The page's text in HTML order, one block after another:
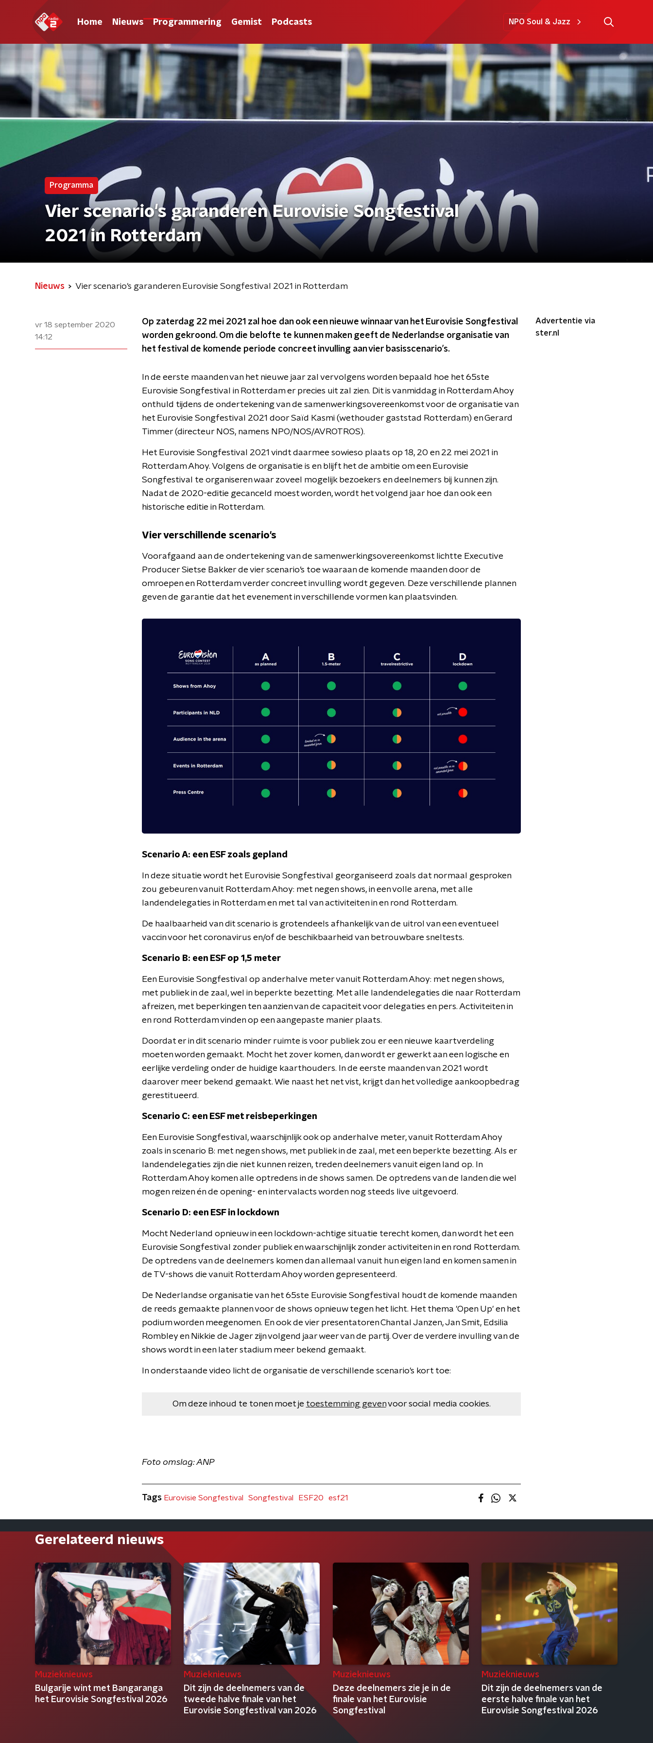
Home Nieuws Programmering Gemist Podcasts NPO Soul & Jazz
Programma
Vier scenario's garanderen Eurovisie Songfestival
2021 in Rotterdam
Nieuws Vier scenario's garanderen Eurovisie Songfestival 2021 in Rotterdam
vr 18 september 2020
14:12
Op zaterdag 22 mei 2021 zal hoe dan ook een nieuwe winnaar van het Eurovisie Songfestival
worden gekroond. Om die belofte te kunnen maken geeft de Nederlandse organisatie van
het festival de komende periode concreet invulling aan vier basisscenario’s.
In de eerste maanden van het nieuwe jaar zal vervolgens worden bepaald hoe het 65ste
Eurovisie Songfestival in Rotterdam er precies uit zal zien. Dit is vanmiddag in Rotterdam Ahoy
onthuld tijdens de ondertekening van de samenwerkingsovereenkomst voor de organisatie van
het Eurovisie Songfestival 2021 door Saïd Kasmi (wethouder gaststad Rotterdam) en Gerard
Timmer (directeur NOS, namens NPO/NOS/AVROTROS).
Het Eurovisie Songfestival 2021 vindt daarmee sowieso plaats op 18, 20 en 22 mei 2021 in
Rotterdam Ahoy. Volgens de organisatie is en blijft het de ambitie om een Eurovisie
Songfestival te organiseren waar zoveel mogelijk bezoekers en deelnemers bij kunnen zijn.
Nadat de 2020-editie gecanceld moest worden, wordt het volgend jaar hoe dan ook een
historische editie in Rotterdam.
Vier verschillende scenario's
Voorafgaand aan de ondertekening van de samenwerkingsovereenkomst lichtte Executive
Producer Sietse Bakker de vier scenario’s toe waaraan de komende maanden door de
omroepen en Rotterdam verder concreet invulling wordt gegeven. Deze verschillende plannen
geven de garantie dat het evenement in verschillende vormen kan plaatsvinden.
Scenario A: een ESF zoals gepland
In deze situatie wordt het Eurovisie Songfestival georganiseerd zoals dat normaal gesproken
zou gebeuren vanuit Rotterdam Ahoy: met negen shows, in een volle arena, met alle
landendelegaties in Rotterdam en met tal van activiteiten in en rond Rotterdam.
De haalbaarheid van dit scenario is grotendeels afhankelijk van de uitrol van een eventueel
vaccin voor het coronavirus en/of de beschikbaarheid van betrouwbare sneltests.
Scenario B: een ESF op 1,5 meter
Een Eurovisie Songfestival op anderhalve meter vanuit Rotterdam Ahoy: met negen shows,
met publiek in de zaal, wel in beperkte bezetting. Met alle landendelegaties die naar Rotterdam
afreizen, met beperkingen ten aanzien van de capaciteit voor delegaties en pers. Activiteiten in
en rond Rotterdam vinden op een aangepaste manier plaats.
Doordat er in dit scenario minder ruimte is voor publiek zou er een nieuwe kaartverdeling
moeten worden gemaakt. Mocht het zover komen, dan wordt er gewerkt aan een logische en
eerlijke verdeling onder de huidige kaarthouders. In de eerste maanden van 2021 wordt
daarover meer bekend gemaakt. Wie naast het net vist, krijgt dan het volledige aankoopbedrag
gerestitueerd.
Scenario C: een ESF met reisbeperkingen
Een Eurovisie Songfestival, waarschijnlijk ook op anderhalve meter, vanuit Rotterdam Ahoy
zoals in scenario B: met negen shows, met publiek in de zaal, met een beperkte bezetting. Als er
landendelegaties zijn die niet kunnen reizen, treden deelnemers vanuit eigen land op. In
Rotterdam Ahoy komen alle optredens in de shows samen. De optredens van de landen die wel
mogen reizen én de opening- en intervalacts worden nog steeds live uitgevoerd.
Scenario D: een ESF in lockdown
Mocht Nederland opnieuw in een lockdown-achtige situatie terecht komen, dan wordt het een
Eurovisie Songfestival zonder publiek en waarschijnlijk zonder activiteiten in en rond Rotterdam.
De optredens van de deelnemers komen dan allemaal vanuit hun eigen land en komen samen in
de TV-shows die vanuit Rotterdam Ahoy worden gepresenteerd.
De Nederlandse organisatie van het 65ste Eurovisie Songfestival houdt de komende maanden
de reeds gemaakte plannen voor de shows opnieuw tegen het licht. Het thema 'Open Up' en het
podium worden meegenomen. En ook de vier presentatoren Chantal Janzen, Jan Smit, Edsilia
Rombley en Nikkie de Jager zijn volgend jaar weer van de partij. Over de verdere invulling van de
shows wordt in een later stadium meer bekend gemaakt.
In onderstaande video licht de organisatie de verschillende scenario's kort toe:
Om deze inhoud te tonen moet je toestemming gevenvoor social media cookies.
Foto omslag: ANP
Advertentie via
ster.nl
Tags Eurovisie Songfestival Songfestival ESF20 esf21
Gerelateerd nieuws
Muzieknieuws
Bulgarije wint met Bangaranga
het Eurovisie Songfestival 2026
Muzieknieuws
Dit zijn de deelnemers van de
tweede halve finale van het
Eurovisie Songfestival van 2026
Muzieknieuws
Deze deelnemers zie je in de
finale van het Eurovisie
Songfestival
Muzieknieuws
Dit zijn de deelnemers van de
eerste halve finale van het
Eurovisie Songfestival 2026